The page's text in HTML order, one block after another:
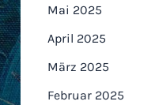
Mai 2025
April 2025
März 2025
Februar 2025